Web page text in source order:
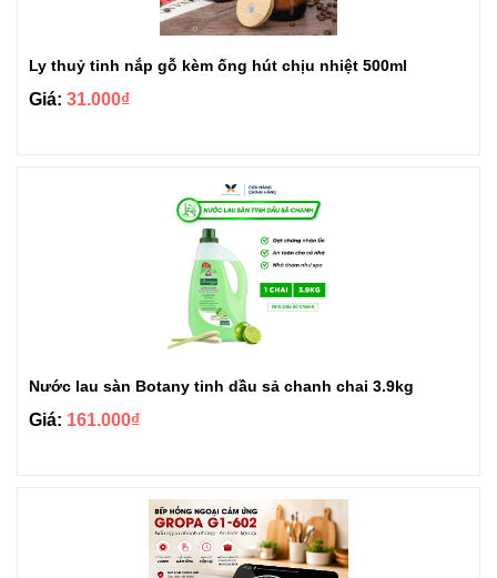
Ly thuỷ tinh nắp gỗ kèm ống hút chịu nhiệt 500ml
Giá: 31.000₫
Nước lau sàn Botany tinh dầu sả chanh chai 3.9kg
Giá: 161.000₫